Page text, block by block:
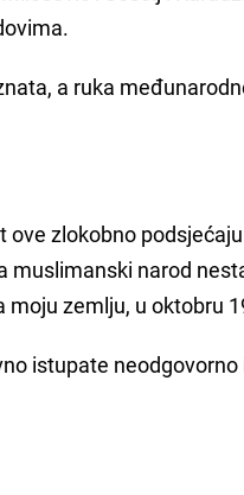
a ruka
zlokobno
muslimanski narod
moju zemlju, u oktobru
istupate